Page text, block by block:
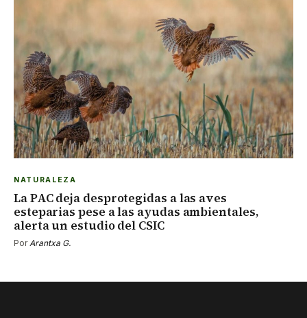
NATURALEZA
La PAC deja desprotegidas a las aves
esteparias pese a las ayudas ambientales,
alerta un estudio del CSIC
PorArantxa G.